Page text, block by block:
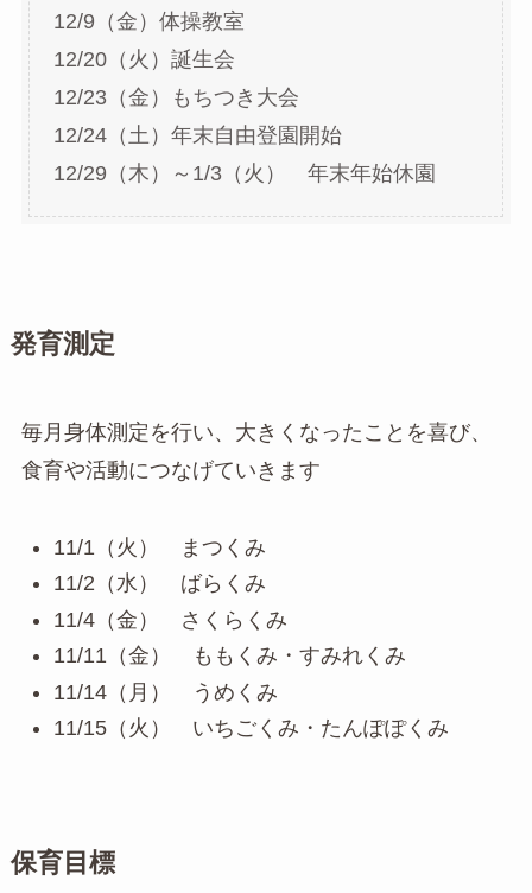
12/9（金）体操教室
12/20（火）誕生会
12/23（金）もちつき大会
12/24（土）年末自由登園開始
12/29（木）～1/3（火） 年末年始休園
発育測定
毎月身体測定を行い、大きくなったことを喜び、
食育や活動につなげていきます
11/1（火） まつくみ
11/2（水） ばらくみ
11/4（金） さくらくみ
11/11（金） ももくみ・すみれくみ
11/14（月） うめくみ
11/15（火） いちごくみ・たんぽぽくみ
保育目標